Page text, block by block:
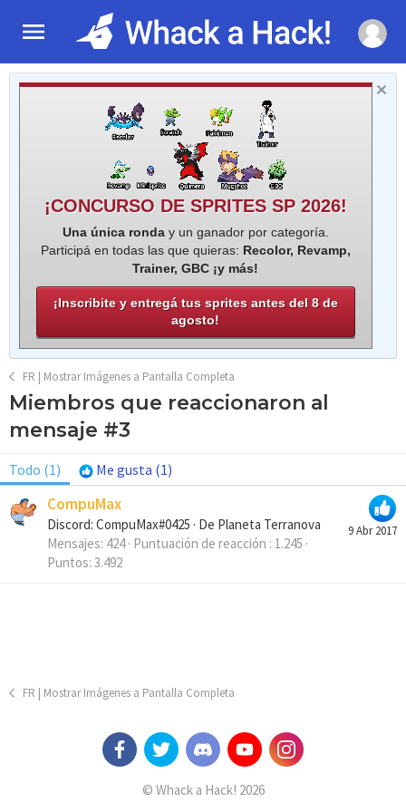
¡CONCURSO DE SPRITES SP 2026!
Una única ronday un ganador por categoría.
Participá en todas las que quieras: Recolor, Revamp,
Trainer, GBC ¡y más!
¡Inscribite y entregá tus sprites antes del 8 de
agosto!
FR | Mostrar Imágenes a Pantalla Completa
Miembros que reaccionaron al
mensaje #3
Todo (1) Me gusta (1)
9 Abr 2017
CompuMax
Discord: CompuMax#0425 · De Planeta Terranova
Mensajes 424 Puntuación de reacción 1.245
Puntos 3.492
FR | Mostrar Imágenes a Pantalla Completa
© Whack a Hack! 2026